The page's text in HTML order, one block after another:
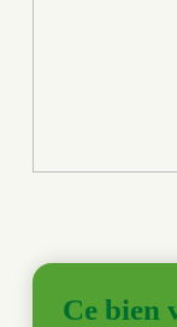
Ce bien